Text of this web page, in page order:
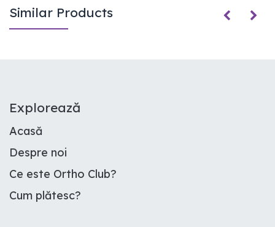
Similar Products
E​xplorează
Acasă
Despre noi
Ce este Ortho Club?
Cum plătesc?